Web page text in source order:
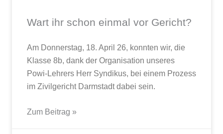
Wart ihr schon einmal vor Gericht?
Am Donnerstag, 18. April 26, konnten wir, die
Klasse 8b, dank der Organisation unseres
Powi-Lehrers Herr Syndikus, bei einem Prozess
im Zivilgericht Darmstadt dabei sein.
Zum Beitrag »